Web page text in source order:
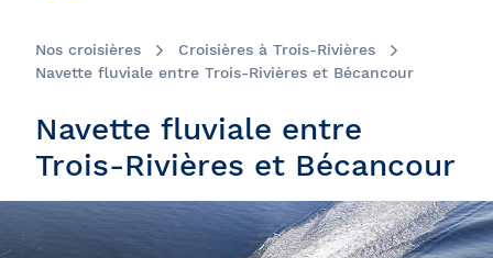
Nos croisières
Croisières à Trois-Rivières
Navette fluviale entre Trois-Rivières et Bécancour
Navette fluviale entre
Trois-Rivières et Bécancour